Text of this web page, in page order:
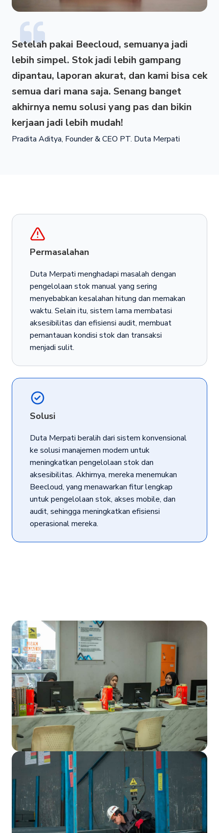
Setelah pakai Beecloud, semuanya jadi
lebih simpel. Stok jadi lebih gampang
dipantau, laporan akurat, dan kami bisa cek
semua dari mana saja. Senang banget
akhirnya nemu solusi yang pas dan bikin
kerjaan jadi lebih mudah!
Pradita Aditya, Founder & CEO PT. Duta Merpati
Permasalahan
Duta Merpati menghadapi masalah dengan
pengelolaan stok manual yang sering
menyebabkan kesalahan hitung dan memakan
waktu. Selain itu, sistem lama membatasi
aksesibilitas dan efisiensi audit, membuat
pemantauan kondisi stok dan transaksi
menjadi sulit.
Solusi
Duta Merpati beralih dari sistem konvensional
ke solusi manajemen modern untuk
meningkatkan pengelolaan stok dan
aksesibilitas. Akhirnya, mereka menemukan
Beecloud, yang menawarkan fitur lengkap
untuk pengelolaan stok, akses mobile, dan
audit, sehingga meningkatkan efisiensi
operasional mereka.